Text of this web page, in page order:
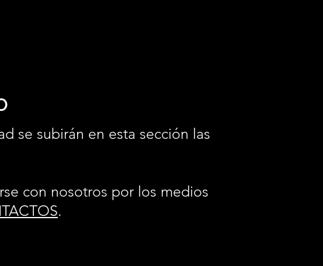
se subirán en esta sección las
con nosotros por los medios
.